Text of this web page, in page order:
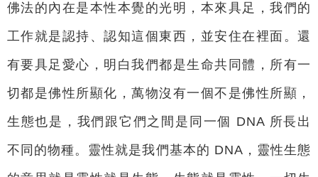
佛法的內在是本性本覺的光明，本來具足，我們的
工作就是認持、認知這個東西，並安住在裡面。還
有要具足愛心，明白我們都是生命共同體，所有一
切都是佛性所顯化，萬物沒有一個不是佛性所顯，
生態也是，我們跟它們之間是同一個 DNA 所長出
不同的物種。靈性就是我們基本的 DNA，靈性生態